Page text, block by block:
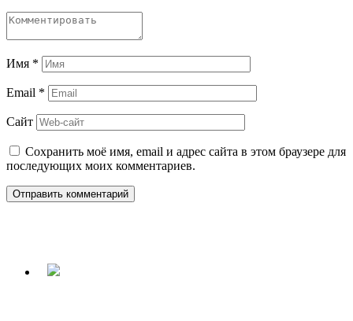
Имя *
Email *
Сайт
Сохранить моё имя, email и адрес сайта в этом браузере для
последующих моих комментариев.